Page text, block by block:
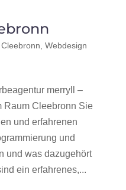
Cleebronn Webdesign
merryll –
Raum Cleebronn Sie
und erfahrenen
und
und was dazugehört
ein erfahrenes,...